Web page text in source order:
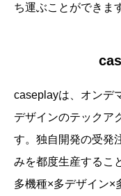
ち運ぶことができま
caseplayは、オンデ
デザインのテックア
す。独自開発の受発
みを都度生産するこ
多機種×多デザイン×